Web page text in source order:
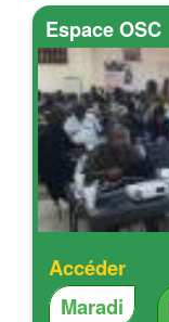
Espace OSC
Accéder
Maradi